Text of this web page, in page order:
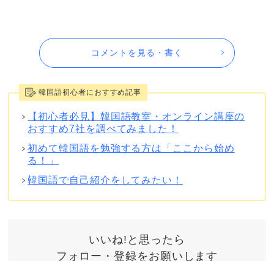
コメントを見る・書く
韓国語初心者におすすめ記事
【初心者必見】韓国語教室・オンライン講座の
おすすめ7社を調べてみました！
初めて韓国語を勉強する方は「ここから始め
る！」
韓国語で自己紹介をしてみたい！
いいね!と思ったら
フォロー・登録をお願いします